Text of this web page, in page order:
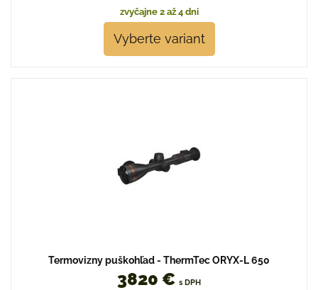
zvyčajne 2 až 4 dni
Vyberte variant
Termovizny puškohľad - ThermTec ORYX-L 650
3820 € s DPH